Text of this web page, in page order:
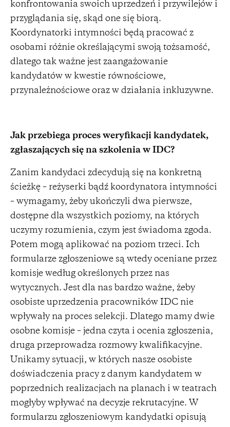
konfrontowania swoich uprzedzeń i przywilejów i
przyglądania się, skąd one się biorą.
Koordynatorki intymności będą pracować z
osobami różnie określającymi swoją tożsamość,
dlatego tak ważne jest zaangażowanie
kandydatów w kwestie równościowe,
przynależnościowe oraz w działania inkluzywne.
Jak przebiega proces weryfikacji kandydatek,
zgłaszających się na szkolenia w IDC?
Zanim kandydaci zdecydują się na konkretną
ścieżkę – reżyserki bądź koordynatora intymności
– wymagamy, żeby ukończyli dwa pierwsze,
dostępne dla wszystkich poziomy, na których
uczymy rozumienia, czym jest świadoma zgoda.
Potem mogą aplikować na poziom trzeci. Ich
formularze zgłoszeniowe są wtedy oceniane przez
komisje według określonych przez nas
wytycznych. Jest dla nas bardzo ważne, żeby
osobiste uprzedzenia pracowników IDC nie
wpływały na proces selekcji. Dlatego mamy dwie
osobne komisje – jedna czyta i ocenia zgłoszenia,
druga przeprowadza rozmowy kwalifikacyjne.
Unikamy sytuacji, w których nasze osobiste
doświadczenia pracy z danym kandydatem w
poprzednich realizacjach na planach i w teatrach
mogłyby wpływać na decyzje rekrutacyjne. W
formularzu zgłoszeniowym kandydatki opisują